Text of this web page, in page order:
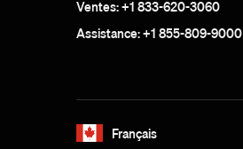
Ventes: +1 833-620-3060
Assistance: +1 855-809-9000
Français